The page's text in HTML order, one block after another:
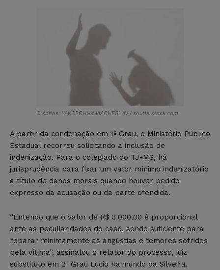
Créditos: YAKOBCHUK VIACHESLAV / shutterstock.com
A partir da condenação em 1º Grau, o Ministério Público
Estadual recorreu solicitando a inclusão de
indenização. Para o colegiado do TJ-MS, há
jurisprudência para fixar um valor mínimo indenizatório
a título de danos morais quando houver pedido
expresso da acusação ou da parte ofendida.
“Entendo que o valor de R$ 3.000,00 é proporcional
ante as peculiaridades do caso, sendo suficiente para
reparar minimamente as angústias e temores sofridos
pela vítima”, assinalou o relator do processo, juiz
substituto em 2º Grau Lúcio Raimundo da Silveira.